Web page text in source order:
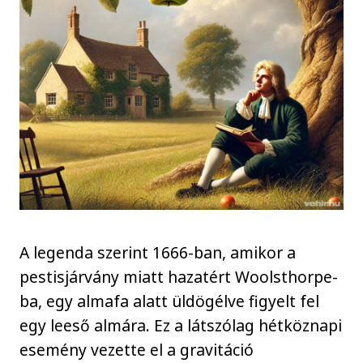
A legenda szerint 1666-ban, amikor a
pestisjárvány miatt hazatért Woolsthorpe-
ba, egy almafa alatt üldögélve figyelt fel
egy leeső almára. Ez a látszólag hétköznapi
esemény vezette el a gravitáció